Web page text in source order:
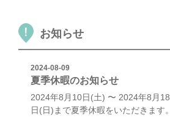
お知らせ
2024-08-09
夏季休暇のお知らせ
2024年8月10日(土) 〜 2024年8月18
日(日)まで夏季休暇をいただきます。